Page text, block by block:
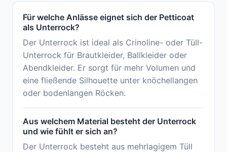
Für welche Anlässe eignet sich der Petticoat
als Unterrock?
Der Unterrock ist ideal als Crinoline- oder Tüll-
Unterrock für Brautkleider, Ballkleider oder
Abendkleider. Er sorgt für mehr Volumen und
eine fließende Silhouette unter knöchellangen
oder bodenlangen Röcken.
Aus welchem Material besteht der Unterrock
und wie fühlt er sich an?
Der Unterrock besteht aus mehrlagigem Tüll